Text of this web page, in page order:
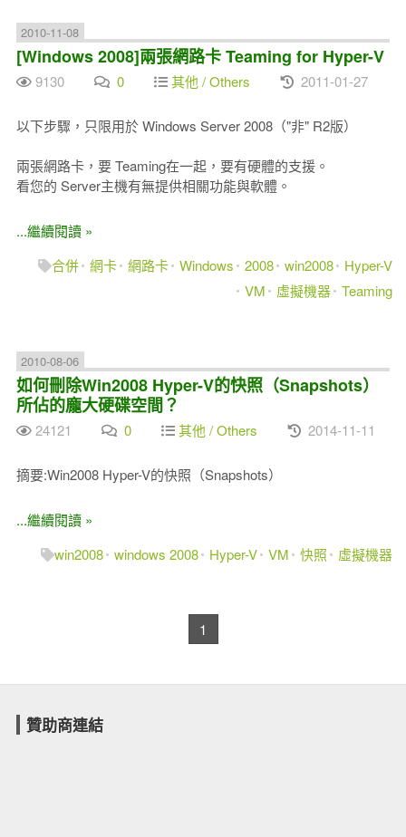
2010-11-08
[Windows 2008]兩張網路卡 Teaming for Hyper-V
9130 0 其他 / Others 2011-01-27
以下步驟，只限用於 Windows Server 2008（"非" R2版）
兩張網路卡，要 Teaming在一起，要有硬體的支援。
看您的 Server主機有無提供相關功能與軟體。
...繼續閱讀 »
合併 網卡 網路卡 Windows 2008 win2008
Hyper-V
VM
虛擬機器 Teaming
2010-08-06
如何刪除Win2008 Hyper-V的快照（Snapshots）
所佔的龐大硬碟空間？
24121 0 其他 / Others 2014-11-11
摘要:Win2008 Hyper-V的快照（Snapshots）
...繼續閱讀 »
win2008 windows 2008 Hyper-V VM 快照 虛擬機器
1
贊助商連結